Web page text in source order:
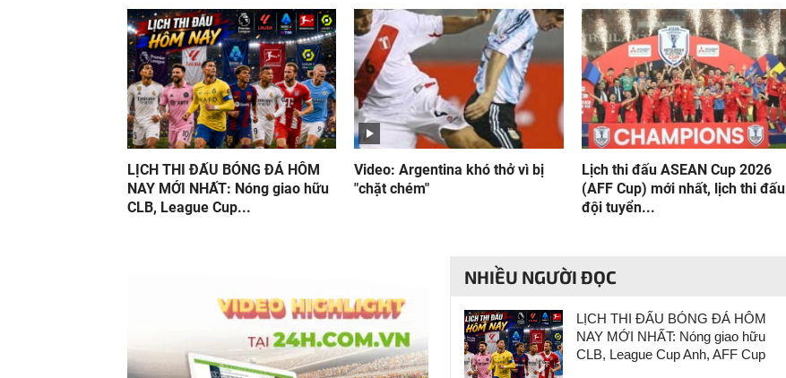
LỊCH THI ĐẤU BÓNG ĐÁ HÔM
NAY MỚI NHẤT: Nóng giao hữu
CLB, League Cup...
Video: Argentina khó thở vì bị
"chặt chém"
Lịch thi đấu ASEAN Cup 2026
(AFF Cup) mới nhất, lịch thi đấu
đội tuyển...
NHIỀU NGƯỜI ĐỌC
LỊCH THI ĐẤU BÓNG ĐÁ HÔM
NAY MỚI NHẤT: Nóng giao hữu
CLB, League Cup Anh, AFF Cup